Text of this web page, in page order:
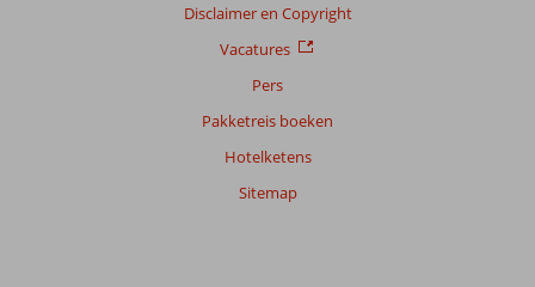
Disclaimer en Copyright
Vacatures
Pers
Pakketreis boeken
Hotelketens
Sitemap